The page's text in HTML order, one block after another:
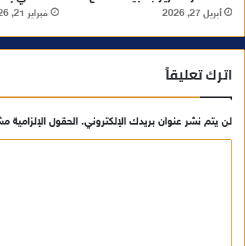
أبريل 27, 2026 فبراير 21, 2026
اترك تعليقاً
لن يتم نشر عنوان بريدك الإلكتروني. الحقول الإلزامية